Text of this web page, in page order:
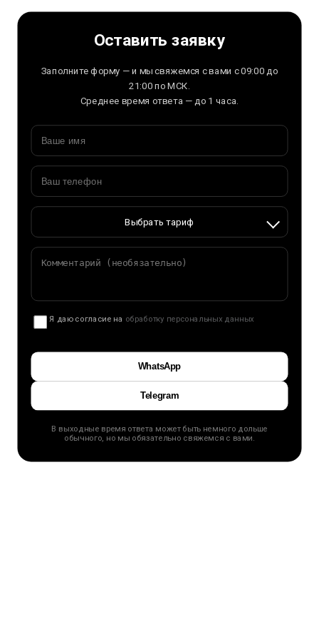
Оставить заявку
Заполните форму — и мы свяжемся с вами с 09:00 до
21:00 по МСК.
Среднее время ответа — до 1 часа.
Выбрать тариф
Я даю согласие на обработку персональных данных
WhatsApp
Telegram
В выходные время ответа может быть немного дольше
обычного, но мы обязательно свяжемся с вами.